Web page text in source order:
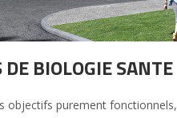
BIOLOGIE SANTE
objectifs purement fonctionnels,